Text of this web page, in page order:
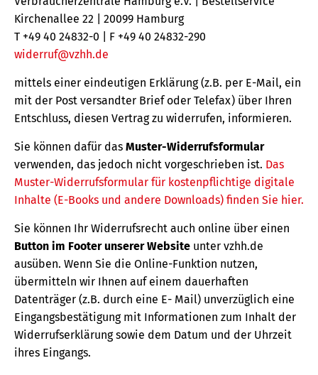
Kirchenallee 22 | 20099 Hamburg
T +49 40 24832-0 | F +49 40 24832-290
widerruf@vzhh.de
mittels einer eindeutigen Erklärung (z.B. per E-Mail, ein
mit der Post versandter Brief oder Telefax) über Ihren
Entschluss, diesen Vertrag zu widerrufen, informieren.
Sie können dafür das Muster-Widerrufsformular
verwenden, das jedoch nicht vorgeschrieben ist. Das
Muster-Widerrufsformular für kostenpflichtige digitale
Inhalte (E-Books und andere Downloads) finden Sie hier.
Sie können Ihr Widerrufsrecht auch online über einen
Button im Footer unserer Website unter vzhh.de
ausüben. Wenn Sie die Online-Funktion nutzen,
übermitteln wir Ihnen auf einem dauerhaften
Datenträger (z.B. durch eine E- Mail) unverzüglich eine
Eingangsbestätigung mit Informationen zum Inhalt der
Widerrufserklärung sowie dem Datum und der Uhrzeit
ihres Eingangs.